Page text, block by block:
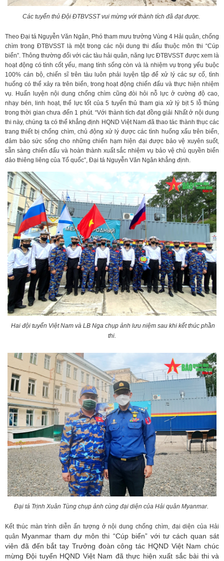
Các tuyển thủ Đội ĐTBVSST vui mừng với thành tích đã đạt được.
Theo Đại tá Nguyễn Văn Ngân, Phó tham mưu trưởng Vùng 4 Hải quân, chống
chìm trong ĐTBVSST là một trong các nội dung thi đấu thuộc môn thi “Cúp
biển”. Thông thường đối với các tàu hải quân, năng lực ĐTBVSST được xem là
hoạt động có tính cốt yếu, mang tính sống còn và là nhiệm vụ trọng yếu buộc
100% cán bộ, chiến sĩ trên tàu luôn phải luyện tập để xử lý các sự cố, tình
huống có thể xảy ra trên biển, trong hoạt động chiến đấu và thực hiện nhiệm
vụ. Huấn luyện nội dung chống chìm cũng đòi hỏi nỗ lực ở cường độ cao,
nhạy bén, linh hoạt, thể lực tốt của 5 tuyển thủ tham gia xử lý bịt 5 lỗ thủng
trong thời gian chưa đến 1 phút. “Với thành tích đạt đồng giải Nhất ở nội dung
thi này, chúng ta có thể khẳng định HQND Việt Nam đã thao tác thành thục các
trang thiết bị chống chìm, chủ động xử lý được các tình huống xấu trên biển,
đảm bảo sức sống cho những chiến hạm hiện đại được bảo vệ xuyên suốt,
sẵn sàng chiến đấu và hoàn thành xuất sắc nhiệm vụ bảo vệ chủ quyền biển
đảo thiêng liêng của Tổ quốc”, Đại tá Nguyễn Văn Ngân khẳng định.
Hai đội tuyển Việt Nam và LB Nga chụp ảnh lưu niệm sau khi kết thúc phần
thi.
Đại tá Trịnh Xuân Tùng chụp ảnh cùng đại diện của Hải quân Myanmar.
Kết thúc màn trình diễn ấn tượng ở nội dung chống chìm, đại diện của Hải
quân Myanmar tham dự môn thi “Cúp biển” với tư cách quan sát
viên đã đến bắt tay Trưởng đoàn công tác HQND Việt Nam chúc
mừng Đội tuyển HQND Việt Nam đã thực hiện xuất sắc bài thi và